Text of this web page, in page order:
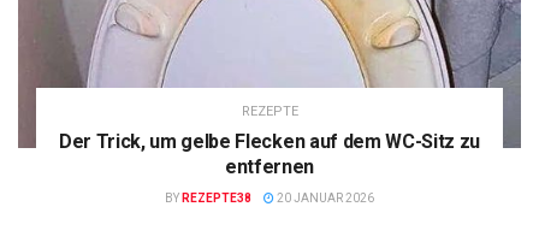
REZEPTE
Der Trick, um gelbe Flecken auf dem WC-Sitz zu
entfernen
BY REZEPTE38 20 JANUAR 2026